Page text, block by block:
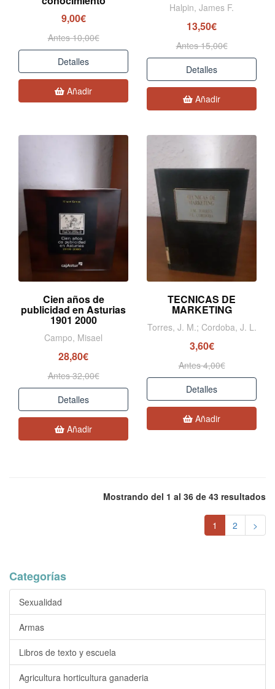
9,00€
Antes 10,00€
Detalles
Añadir
Halpin, James F.
13,50€
Antes 15,00€
Detalles
Añadir
Cien años de
publicidad en Asturias
1901 2000
Campo, Misael
28,80€
Antes 32,00€
Detalles
Añadir
TECNICAS DE
MARKETING
Torres, J. M.; Cordoba, J. L.
3,60€
Antes 4,00€
Detalles
Añadir
Mostrando del 1 al 36 de 43 resultados
1 2 >
Categorías
Sexualidad
Armas
Libros de texto y escuela
Agricultura horticultura ganaderia